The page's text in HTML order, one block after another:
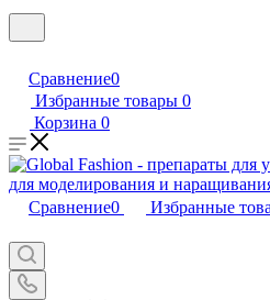
Сравнение0
Избранные товары 0
Корзина 0
Сравнение0 Избранные